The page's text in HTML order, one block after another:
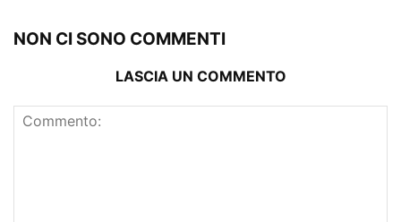
NON CI SONO COMMENTI
LASCIA UN COMMENTO